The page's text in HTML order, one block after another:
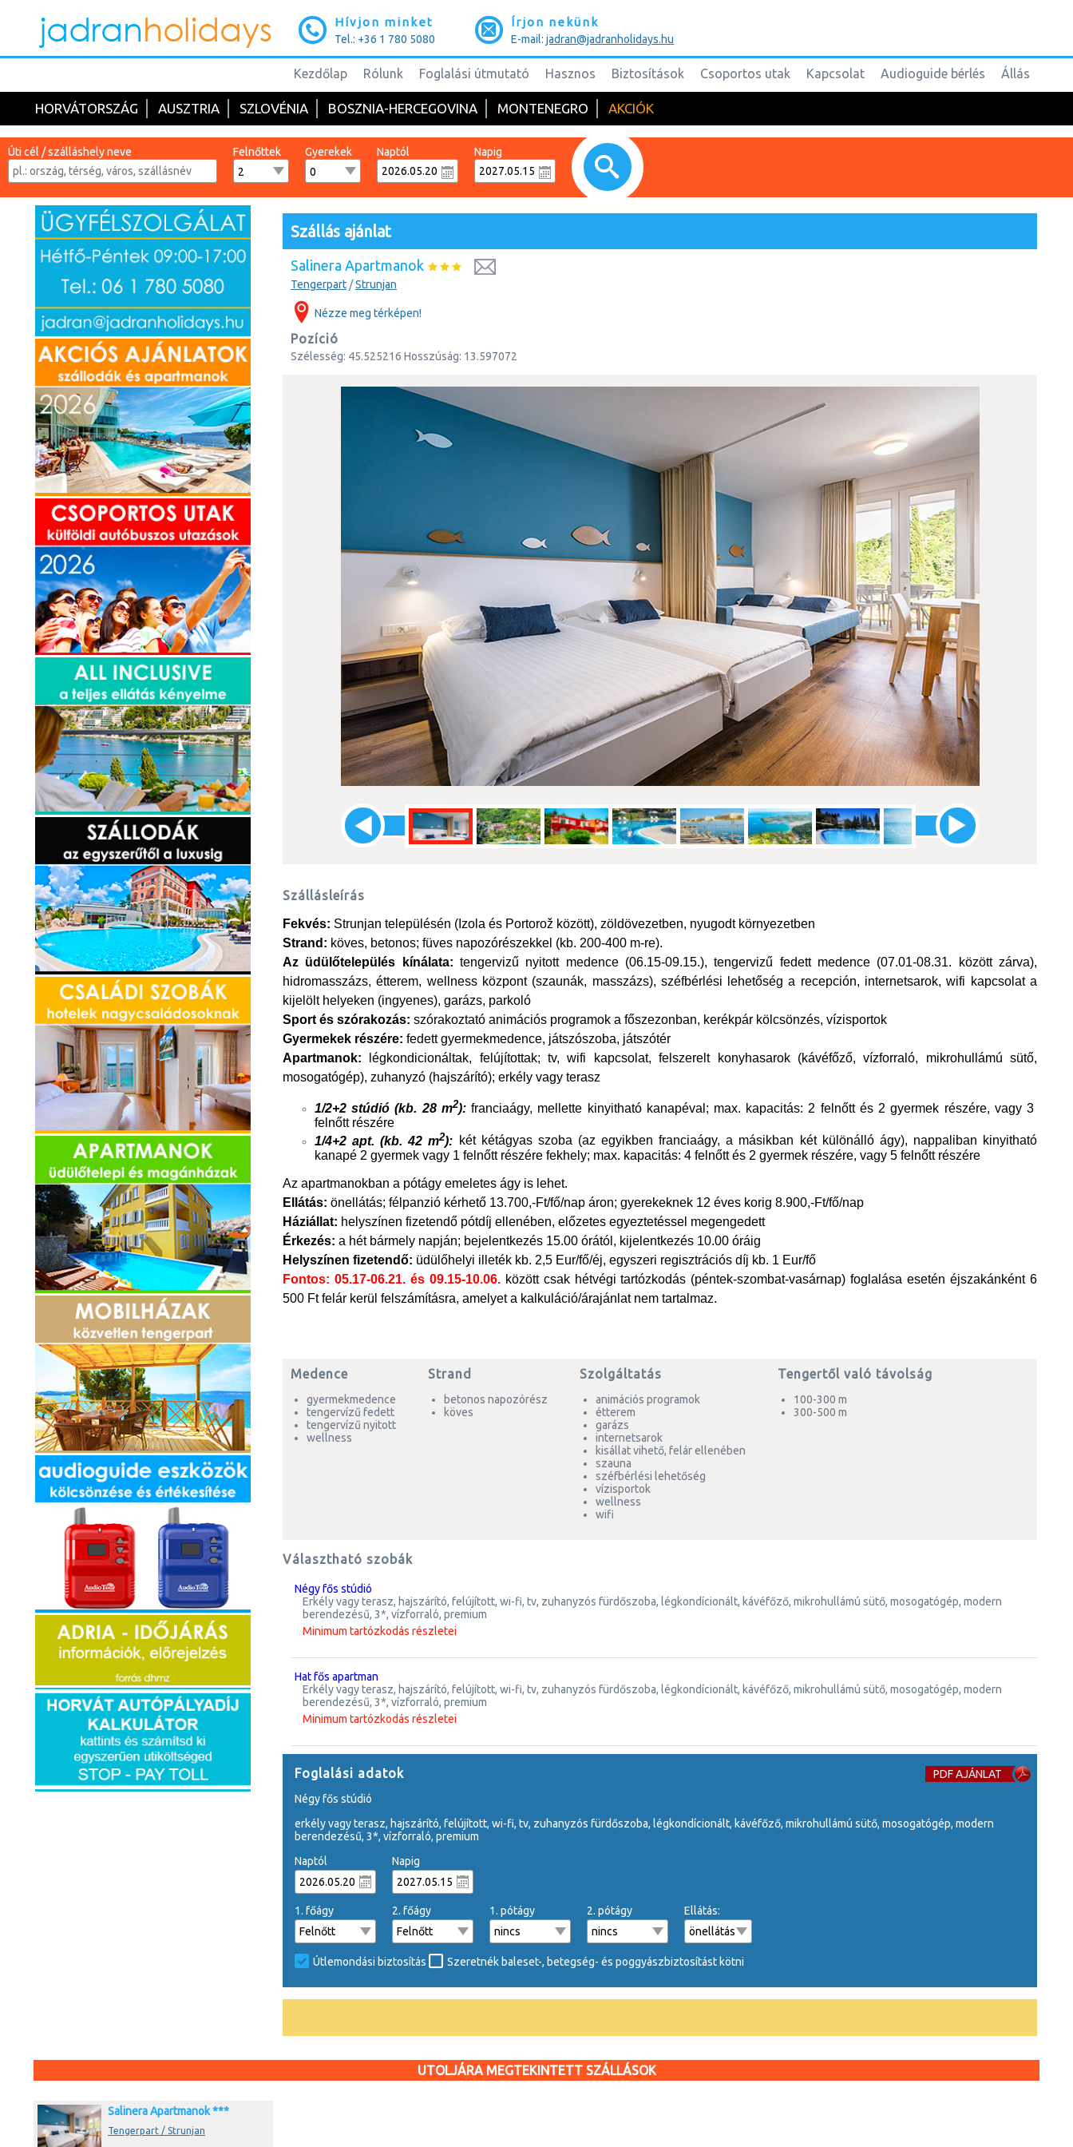
Hívjon minket
Tel.: +36 1 780 5080
Írjon nekünk
E-mail: jadran@jadranholidays.hu
Kezdőlap Rólunk Foglalási útmutató Hasznos Biztosítások Csoportos utak Kapcsolat Audioguide bérlés Állás
HORVÁTORSZÁG AUSZTRIA SZLOVÉNIA BOSZNIA-HERCEGOVINA MONTENEGRO AKCIÓK
Úti cél / szálláshely neve Felnőttek Gyerekek Naptól Napig
Szállás ajánlat
Salinera Apartmanok
Tengerpart /Strunjan
Nézze meg térképen!
Pozíció
Szélesség: 45.525216 Hosszúság: 13.597072
Szállásleírás
Fekvés: Strunjan településén (Izola és Portorož között), zöldövezetben, nyugodt környezetben
Strand: köves, betonos; füves napozórészekkel (kb. 200-400 m-re).
Az üdülőtelepülés kínálata: tengervizű nyitott medence (06.15-09.15.), tengervizű fedett medence (07.01-08.31. között zárva),
hidromasszázs, étterem, wellness központ (szaunák, masszázs), széfbérlési lehetőség a recepción, internetsarok, wifi kapcsolat a
kijelölt helyeken (ingyenes), garázs, parkoló
Sport és szórakozás: szórakoztató animációs programok a főszezonban, kerékpár kölcsönzés, vízisportok
Gyermekek részére: fedett gyermekmedence, játszószoba, játszótér
Apartmanok: légkondicionáltak, felújítottak; tv, wifi kapcsolat, felszerelt konyhasarok (kávéfőző, vízforraló, mikrohullámú sütő,
mosogatógép), zuhanyzó (hajszárító); erkély vagy terasz
1/2+2 stúdió (kb. 28 m2):franciaágy, mellette kinyitható kanapéval; max. kapacitás: 2 felnőtt és 2 gyermek részére, vagy 3
felnőtt részére
1/4+2 apt. (kb. 42 m2): két kétágyas szoba (az egyikben franciaágy, a másikban két különálló ágy), nappaliban kinyitható
kanapé 2 gyermek vagy 1 felnőtt részére fekhely; max. kapacitás: 4 felnőtt és 2 gyermek részére, vagy 5 felnőtt részére
Az apartmanokban a pótágy emeletes ágy is lehet.
Ellátás: önellátás; félpanzió kérhető 13.700,-Ft/fő/nap áron; gyerekeknek 12 éves korig 8.900,-Ft/fő/nap
Háziállat: helyszínen fizetendő pótdíj ellenében, előzetes egyeztetéssel megengedett
Érkezés: a hét bármely napján; bejelentkezés 15.00 órától, kijelentkezés 10.00 óráig
Helyszínen fizetendő: üdülőhelyi illeték kb. 2,5 Eur/fő/éj, egyszeri regisztrációs díj kb. 1 Eur/fő
Fontos: 05.17-06.21. és 09.15-10.06.között csak hétvégi tartózkodás (péntek-szombat-vasárnap) foglalása esetén éjszakánként 6
500 Ft felár kerül felszámításra, amelyet a kalkuláció/árajánlat nem tartalmaz.
Medence
gyermekmedence
tengervízű fedett
tengervízű nyitott
wellness
Strand
betonos napozórész
köves
Szolgáltatás
animációs programok
étterem
garázs
internetsarok
kisállat vihető, felár ellenében
szauna
széfbérlési lehetőség
vízisportok
wellness
wifi
Tengertől való távolság
100-300 m
300-500 m
Választható szobák
négy fős stúdió
erkély vagy terasz, hajszárító, felújított, wi-fi, tv, zuhanyzós fürdőszoba, légkondícionált, kávéfőző, mikrohullámú sütő, mosogatógép, modern
berendezésű, 3*, vízforraló, premium
Minimum tartózkodás részletei
hat fős apartman
erkély vagy terasz, hajszárító, felújított, wi-fi, tv, zuhanyzós fürdőszoba, légkondícionált, kávéfőző, mikrohullámú sütő, mosogatógép, modern
berendezésű, 3*, vízforraló, premium
Minimum tartózkodás részletei
Foglalási adatok
PDF AJÁNLAT
négy fős stúdió
erkély vagy terasz, hajszárító, felújított, wi-fi, tv, zuhanyzós fürdőszoba, légkondícionált, kávéfőző, mikrohullámú sütő, mosogatógép, modern
berendezésű, 3*, vízforraló, premium
Naptól
Napig
1. főágy 2. főágy 1. pótágy 2. pótágy Ellátás:
Útlemondási biztosítás Szeretnék baleset-, betegség- és poggyászbiztosítást kötni
UTOLJÁRA MEGTEKINTETT SZÁLLÁSOK
Salinera Apartmanok ***
Tengerpart / Strunjan